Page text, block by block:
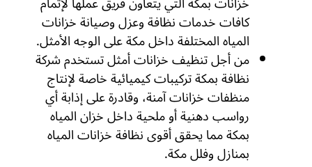
كافات خدمات نظافة وعزل وصيانة خزانات
المياه المختلفة داخل مكة على الوجه الأمثل.
من أجل تنظيف خزانات أمثل تستخدم شركة
نظافة بمكة تركيبات كيميائية خاصة لإنتاج
منظفات خزانات آمنة، وقادرة على إذابة أي
رواسب دهنية أو ملحية داخل خزان المياه
بمكة مما يحقق أقوى نظافة خزانات المياه
بمنازل وفلل مكة.